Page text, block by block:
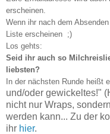
erscheinen.
Wenn ihr nach dem
Liste erscheinen ;)
Los gehts:
Seid ihr auch so
liebsten?
In der nächsten Runde heißt
und/oder gewickeltes!"
nicht nur Wraps,
werden kann... Zu der
ihr hier.